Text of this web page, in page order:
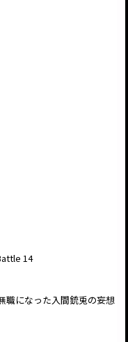
14
職になった入間銃兎の妄想